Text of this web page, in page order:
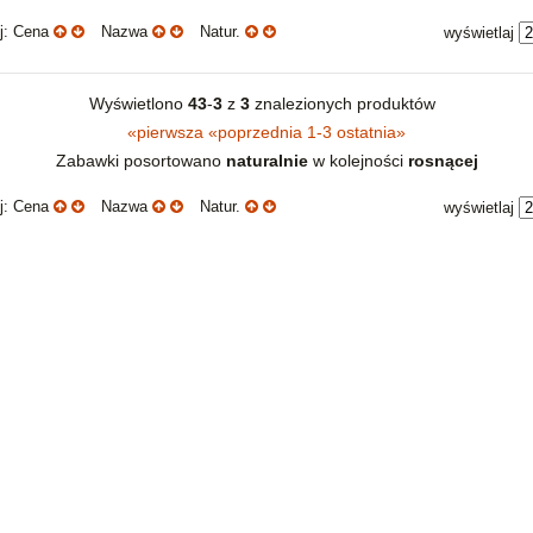
Cena Nazwa Natur. wyświetlaj
Wyświetlono 43-3z 3znalezionych produktów
«pierwsza «poprzednia 1-3 ostatnia»
Zabawki posortowano naturalniew kolejności rosnącej
Cena Nazwa Natur. wyświetlaj